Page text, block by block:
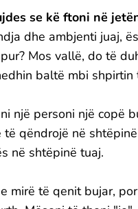
se kë ftoni në
dhe ambjenti juaj,
Mos vallë, do të
baltë mbi shpirtin
një personi një copë
të qëndrojë në
në shtëpinë tuaj.
mirë të qenit bujar,